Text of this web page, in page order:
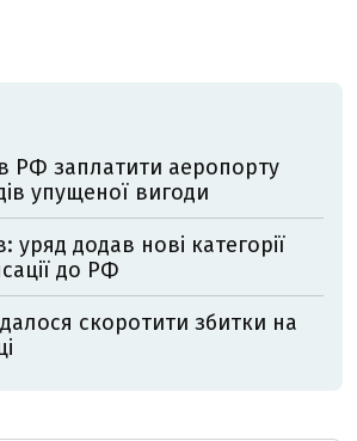
РФ заплатити аеропорту
упущеної вигоди
уряд додав нові категорії
до РФ
скоротити збитки на